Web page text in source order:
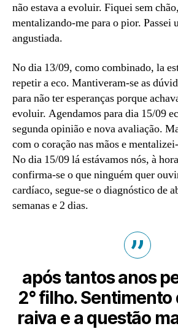
não estava a evoluir. Fiquei sem
mentalizando-me para o pior. Passei
angustiada.
No dia 13/09, como combinado, la
repetir a eco. Mantiveram-se as
para não ter esperanças porque
evoluir. Agendamos para dia 15/09
segunda opinião e nova avaliação.
com o coração nas mãos e
No dia 15/09 lá estávamos nós, à
confirma-se o que ninguém quer
cardíaco, segue-se o diagnóstico de
semanas e 2 dias.
após tantos anos
2° filho. Sentimento
raiva e a questão